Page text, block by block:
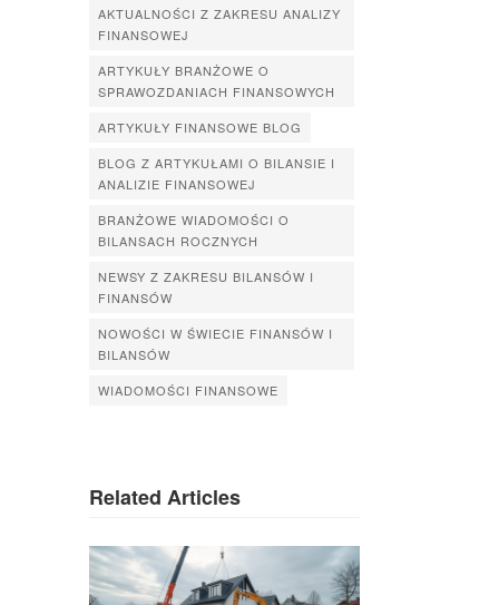
AKTUALNOŚCI Z ZAKRESU ANALIZY
FINANSOWEJ
ARTYKUŁY BRANŻOWE O
SPRAWOZDANIACH FINANSOWYCH
ARTYKUŁY FINANSOWE BLOG
BLOG Z ARTYKUŁAMI O BILANSIE I
ANALIZIE FINANSOWEJ
BRANŻOWE WIADOMOŚCI O
BILANSACH ROCZNYCH
NEWSY Z ZAKRESU BILANSÓW I
FINANSÓW
NOWOŚCI W ŚWIECIE FINANSÓW I
BILANSÓW
WIADOMOŚCI FINANSOWE
Related Articles